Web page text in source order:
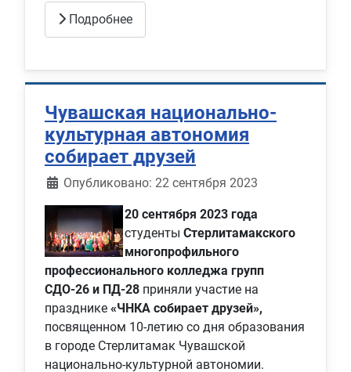
Подробнее
Чувашская национально-
культурная автономия
собирает друзей
Информация о материале
Опубликовано: 22 сентября 2023
20 сентября 2023 года
студенты Стерлитамакского
многопрофильного
профессионального колледжа групп
СДО-26 и ПД-28 приняли участие на
празднике «ЧНКА собирает друзей»,
посвященном 10-летию со дня образования
в городе Стерлитамак Чувашской
национально-культурной автономии.